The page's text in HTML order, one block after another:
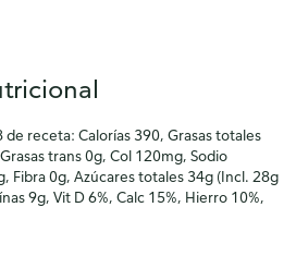
receta: Calorías 390, Grasas totales
trans 0g, Col 120mg, Sodio
Fibra 0g, Azúcares totales 34g (Incl. 28g
9g, Vit D 6%, Calc 15%, Hierro 10%,